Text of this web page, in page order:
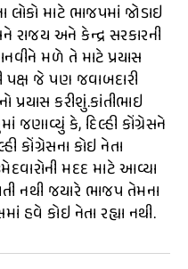
માટે ભાજપમાં જોડાઇ
રાજય અને કેન્દ્ર સરકારની
મળે તે માટે પ્રયાસ
જે પણ જવાબદારી
પ્રયાસ કરીશું.કાંતીભાઇ
જણાવ્યું કે, દિલ્હી કોંગ્રેસને
કોંગ્રેસના કોઇ નેતા
મદદ માટે આવ્યા
નથી જયારે ભાજપ તેમના
હવે કોઇ નેતા રહ્યા નથી.